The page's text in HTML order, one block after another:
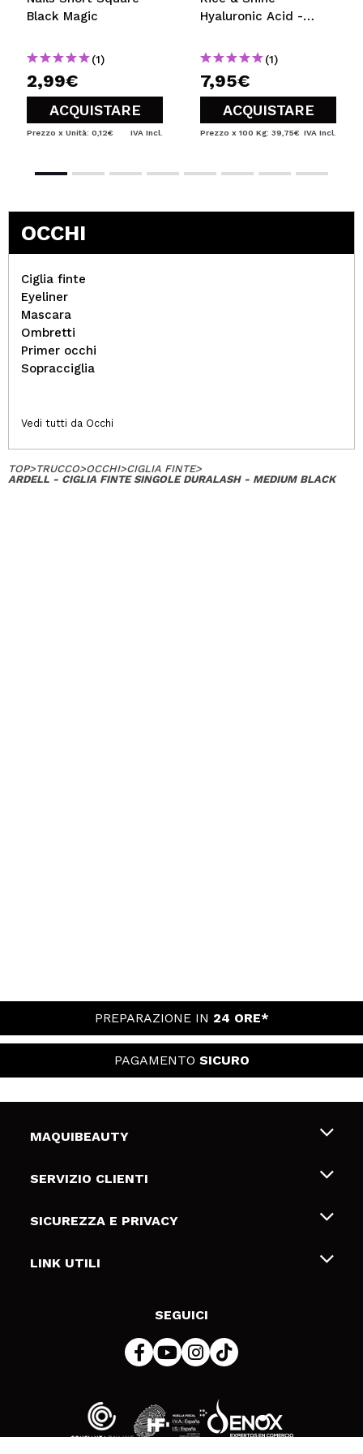
Black Magic
(1)
2,99€
ACQUISTARE
Prezzo x Unità: 0,12€ IVA Incl.
Hyaluronic Acid -
(1)
7,95€
ACQUISTARE
Prezzo x 100 Kg: 39,75€ IVA Incl.
OCCHI
Ciglia finte
Eyeliner
Mascara
Ombretti
Primer occhi
Sopracciglia
Vedi tutti da Occhi
TOP>TRUCCO>OCCHI>CIGLIA FINTE>
ARDELL - CIGLIA FINTE SINGOLE DURALASH - MEDIUM BLACK
PREPARAZIONE IN 24 ORE*
PAGAMENTO SICURO
MAQUIBEAUTY
Chi siamo
Gift Cards
SERVIZIO CLIENTI
Spedizioni & Resi
Metodi di pagamamento
SICUREZZA E PRIVACY
Termini e condizioni
LINK UTILI
SEGUICI